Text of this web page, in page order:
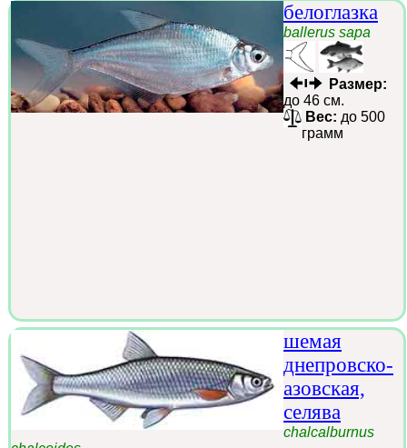
белоглазка
ballerus sapa
Размер:
до 46 см.
Вес: до 500
грамм
шемая
днепровско-
азовская,
селява
chalcalburnus